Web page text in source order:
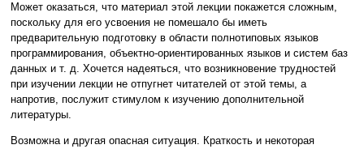
Может оказаться, что материал этой лекции покажется сложным,
поскольку для его усвоения не помешало бы иметь
предварительную подготовку в области полнотиповых языков
программирования, объектно-ориентированных языков и систем баз
данных и т. д. Хочется надеяться, что возникновение трудностей
при изучении лекции не отпугнет читателей от этой темы, а
напротив, послужит стимулом к изучению дополнительной
литературы.
Возможна и другая опасная ситуация. Краткость и некоторая